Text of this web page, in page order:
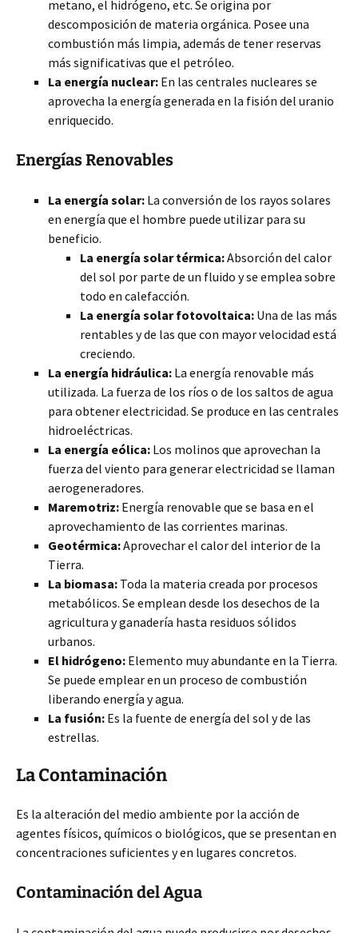
metano, el hidrógeno, etc. Se origina por
descomposición de materia orgánica. Posee una
combustión más limpia, además de tener reservas
más significativas que el petróleo.
La energía nuclear: En las centrales nucleares se
aprovecha la energía generada en la fisión del uranio
enriquecido.
Energías Renovables
La energía solar: La conversión de los rayos solares
en energía que el hombre puede utilizar para su
beneficio.
La energía solar térmica:Absorción del calor
del sol por parte de un fluido y se emplea sobre
todo en calefacción.
La energía solar fotovoltaica: Una de las más
rentables y de las que con mayor velocidad está
creciendo.
La energía hidráulica: La energía renovable más
utilizada. La fuerza de los ríos o de los saltos de agua
para obtener electricidad. Se produce en las centrales
hidroeléctricas.
La energía eólica: Los molinos que aprovechan la
fuerza del viento para generar electricidad se llaman
aerogeneradores.
Maremotriz: Energía renovable que se basa en el
aprovechamiento de las corrientes marinas.
Geotérmica:Aprovechar el calor del interior de la
Tierra.
La biomasa: Toda la materia creada por procesos
metabólicos. Se emplean desde los desechos de la
agricultura y ganadería hasta residuos sólidos
urbanos.
El hidrógeno: Elemento muy abundante en la Tierra.
Se puede emplear en un proceso de combustión
liberando energía y agua.
La fusión: Es la fuente de energía del sol y de las
estrellas.
La Contaminación
Es la alteración del medio ambiente por la acción de
agentes físicos, químicos o biológicos, que se presentan en
concentraciones suficientes y en lugares concretos.
Contaminación del Agua